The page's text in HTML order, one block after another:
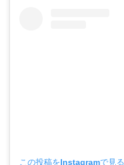
この投稿をInstagramで見る